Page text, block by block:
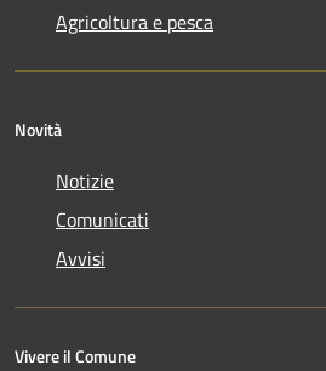
Agricoltura e pesca
Novità
Notizie
Comunicati
Avvisi
Vivere il Comune